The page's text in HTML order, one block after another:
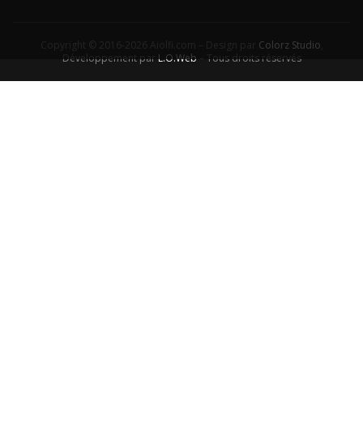
Colorz Studio
Développement par L.O.Web – Tous droits réservés